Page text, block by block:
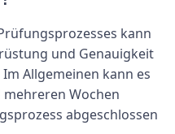
kann
und Genauigkeit
Allgemeinen kann es
Wochen
abgeschlossen